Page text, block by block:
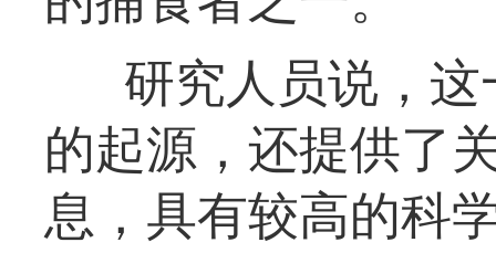
研究人员说，
的起源，还提供了
息，具有较高的科